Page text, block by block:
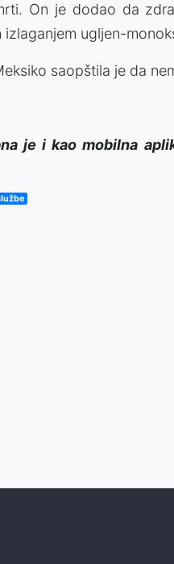
On je dodao da
ugljen-
saopštila je da
je i kao mobilna